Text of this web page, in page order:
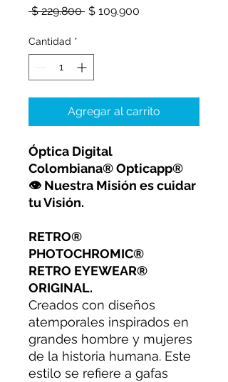
$ 229.800 Precio
$ 109.900
Cantidad *
Agregar al carrito
Óptica Digital
Colombiana® Opticapp®
👁 Nuestra Misión es cuidar
tu Visión.
RETRO®
PHOTOCHROMIC®
RETRO EYEWEAR®
ORIGINAL.
Creados con diseños
atemporales inspirados en
grandes hombre y mujeres
de la historia humana. Este
estilo se refiere a gafas